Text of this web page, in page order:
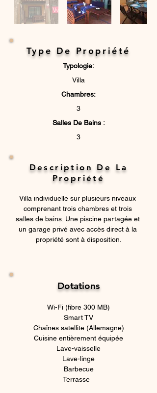
Type De Propriété
Typologie:
Villa
Chambres:
3
Salles De ​Bains :
3
Description De La
Propriété
Villa individuelle sur plusieurs niveaux
comprenant trois chambres et trois
salles de bains. Une piscine partagée et
un garage privé avec accès direct à la
propriété sont à disposition.
Dotations
Wi-Fi (fibre 300 MB)
Smart TV
Chaînes satellite (Allemagne)
Cuisine entièrement équipée
Lave-vaisselle
Lave-linge
Barbecue